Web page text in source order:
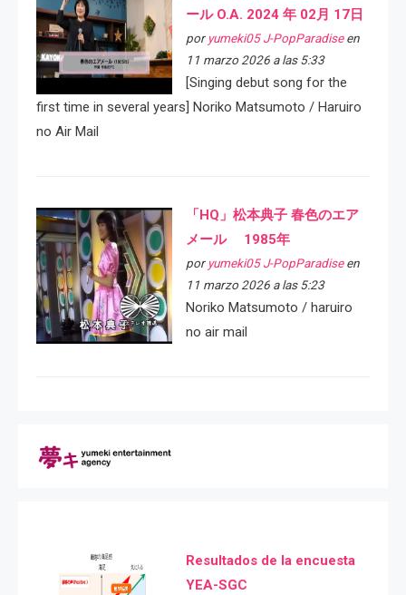
ール O.A. 2024 年 02月 17日
por yumeki05 J-PopParadiseen
11 marzo 2026 a las 5:33
[Singing debut song for the
first time in several years] Noriko Matsumoto / Haruiro
no Air Mail
「HQ」松本典子 春色のエア
メール 1985年
por yumeki05 J-PopParadiseen
11 marzo 2026 a las 5:23
Noriko Matsumoto / haruiro
no air mail
Resultados de la encuesta
YEA-SGC